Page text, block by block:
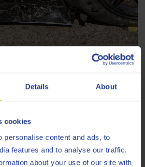
Details About
cookies
personalise content and ads, to
features and to analyse our traffic.
about your use of our site with
Cadillac et BMW. Heureusement,
sortis indemnes, mais leurs
endommagés. Avec la
prenant des mesures rapides pour